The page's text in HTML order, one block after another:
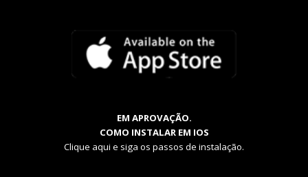
EM APROVAÇÃO.
COMO INSTALAR EM IOS
Clique aqui e siga os passos de instalação.